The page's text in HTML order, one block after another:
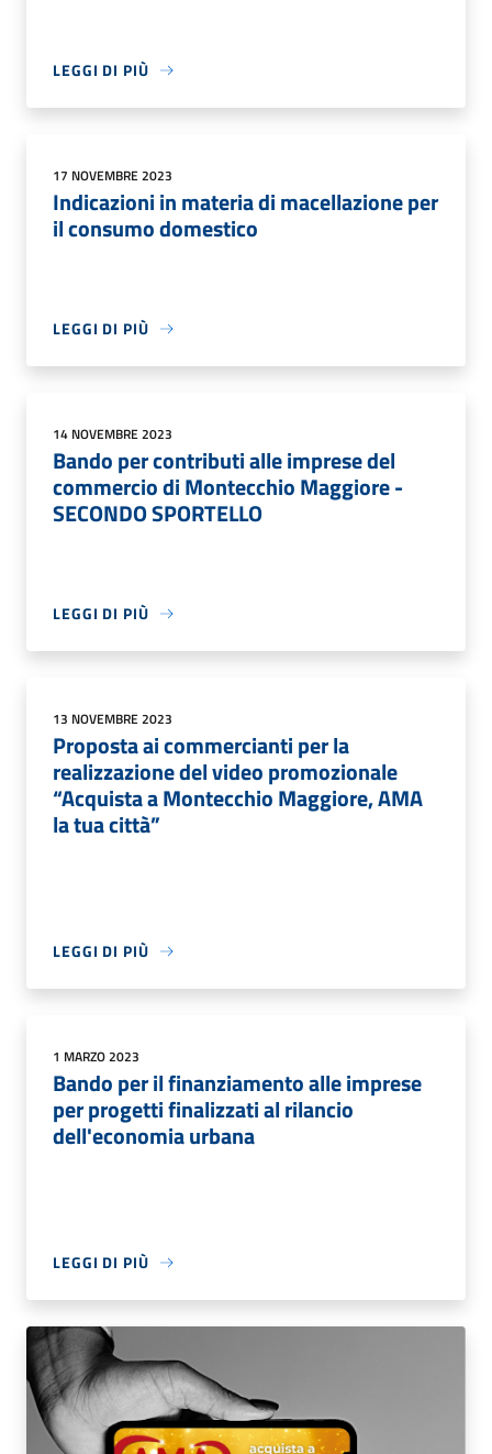
LEGGI DI PIÙ
17 NOVEMBRE 2023
Indicazioni in materia di macellazione per
il consumo domestico
LEGGI DI PIÙ
14 NOVEMBRE 2023
Bando per contributi alle imprese del
commercio di Montecchio Maggiore -
SECONDO SPORTELLO
LEGGI DI PIÙ
13 NOVEMBRE 2023
Proposta ai commercianti per la
realizzazione del video promozionale
“Acquista a Montecchio Maggiore, AMA
la tua città”
LEGGI DI PIÙ
1 MARZO 2023
Bando per il finanziamento alle imprese
per progetti finalizzati al rilancio
dell'economia urbana
LEGGI DI PIÙ